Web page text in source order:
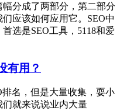
分成了两部分，第二部分
应该如何应用它。SEO中
选是SEO工具，5118和爱
有用？
名，但是大量收集，耍小
就来说说业内大量